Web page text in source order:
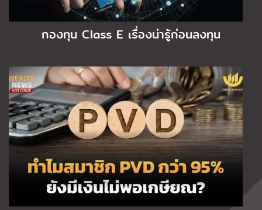
กองทุน Class E เรื่องน่ารู้ก่อนลงทุน